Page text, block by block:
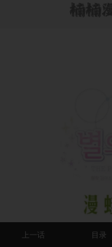
上一话 目录